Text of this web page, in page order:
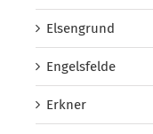
Elsengrund
Engelsfelde
Erkner